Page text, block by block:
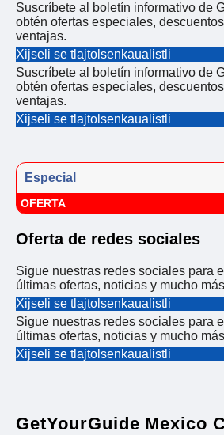
Suscríbete al boletín informativo de
obtén ofertas especiales,
ventajas.
Xijseli se tlajtolsenkaualistli
Suscríbete al boletín informativo de
obtén ofertas especiales,
ventajas.
Xijseli se tlajtolsenkaualistli
Especial
OFERTA
Oferta de redes sociales
Sigue nuestras redes sociales para
últimas ofertas, noticias y mucho
Xijseli se tlajtolsenkaualistli
Sigue nuestras redes sociales para
últimas ofertas, noticias y mucho
Xijseli se tlajtolsenkaualistli
GetYourGuide Mexico